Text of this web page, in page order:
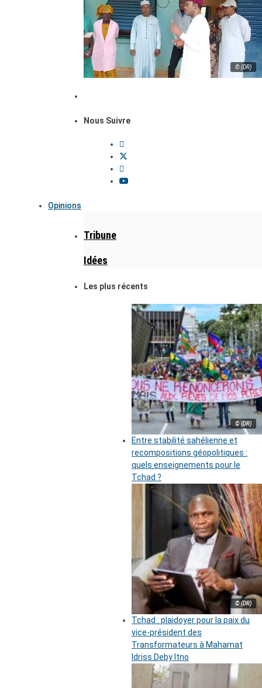
© (DR)
Nous Suivre
Opinions
Tribune
Idées
Les plus récents
© (DR)
Entre stabilité sahélienne et
recompositions géopolitiques :
quels enseignements pour le
Tchad ?
© (DR)
Tchad : plaidoyer pour la paix du
vice-président des
Transformateurs à Mahamat
Idriss Deby Itno